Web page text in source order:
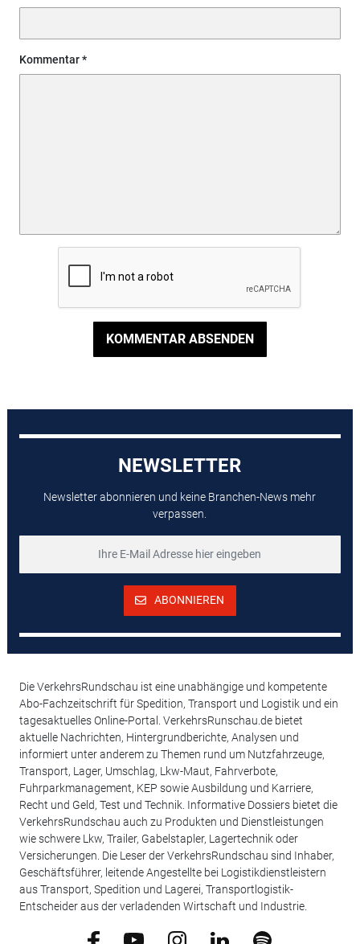
Kommentar
KOMMENTAR ABSENDEN
NEWSLETTER
Newsletter abonnieren und keine Branchen-News mehr
verpassen.
ABONNIEREN
Die VerkehrsRundschau ist eine unabhängige und kompetente
Abo-Fachzeitschrift für Spedition, Transport und Logistik und ein
tagesaktuelles Online-Portal. VerkehrsRunschau.de bietet
aktuelle Nachrichten, Hintergrundberichte, Analysen und
informiert unter anderem zu Themen rund um Nutzfahrzeuge,
Transport, Lager, Umschlag, Lkw-Maut, Fahrverbote,
Fuhrparkmanagement, KEP sowie Ausbildung und Karriere,
Recht und Geld, Test und Technik. Informative Dossiers bietet die
VerkehrsRundschau auch zu Produkten und Dienstleistungen
wie schwere Lkw, Trailer, Gabelstapler, Lagertechnik oder
Versicherungen. Die Leser der VerkehrsRundschau sind Inhaber,
Geschäftsführer, leitende Angestellte bei Logistikdienstleistern
aus Transport, Spedition und Lagerei, Transportlogistik-
Entscheider aus der verladenden Wirtschaft und Industrie.